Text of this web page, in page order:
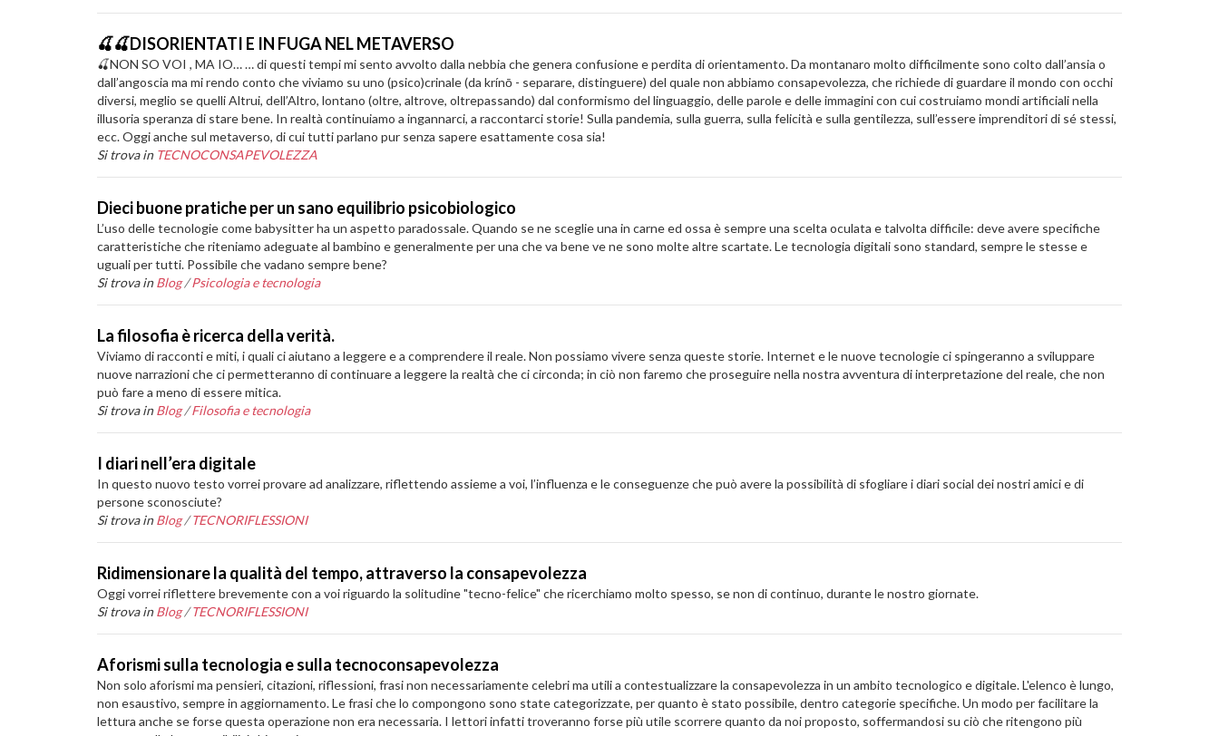
🍒🍒DISORIENTATI E IN FUGA NEL METAVERSO
🍒NON SO VOI , MA IO… … di questi tempi mi sento avvolto dalla nebbia che genera confusione e perdita di orientamento. Da montanaro molto difficilmente sono colto dall’ansia o
dall’angoscia ma mi rendo conto che viviamo su uno (psico)crinale (da krínō - separare, distinguere) del quale non abbiamo consapevolezza, che richiede di guardare il mondo con occhi
diversi, meglio se quelli Altrui, dell’Altro, lontano (oltre, altrove, oltrepassando) dal conformismo del linguaggio, delle parole e delle immagini con cui costruiamo mondi artificiali nella
illusoria speranza di stare bene. In realtà continuiamo a ingannarci, a raccontarci storie! Sulla pandemia, sulla guerra, sulla felicità e sulla gentilezza, sull’essere imprenditori di sé stessi,
ecc. Oggi anche sul metaverso, di cui tutti parlano pur senza sapere esattamente cosa sia!
Si trova in TECNOCONSAPEVOLEZZA
Dieci buone pratiche per un sano equilibrio psicobiologico
L’uso delle tecnologie come babysitter ha un aspetto paradossale. Quando se ne sceglie una in carne ed ossa è sempre una scelta oculata e talvolta difficile: deve avere specifiche
caratteristiche che riteniamo adeguate al bambino e generalmente per una che va bene ve ne sono molte altre scartate. Le tecnologia digitali sono standard, sempre le stesse e
uguali per tutti. Possibile che vadano sempre bene?
Si trova in Blog /Psicologia e tecnologia
La filosofia è ricerca della verità.
Viviamo di racconti e miti, i quali ci aiutano a leggere e a comprendere il reale. Non possiamo vivere senza queste storie. Internet e le nuove tecnologie ci spingeranno a sviluppare
nuove narrazioni che ci permetteranno di continuare a leggere la realtà che ci circonda; in ciò non faremo che proseguire nella nostra avventura di interpretazione del reale, che non
può fare a meno di essere mitica.
Si trova in Blog /Filosofia e tecnologia
I diari nell’era digitale
In questo nuovo testo vorrei provare ad analizzare, riflettendo assieme a voi, l’influenza e le conseguenze che può avere la possibilità di sfogliare i diari social dei nostri amici e di
persone sconosciute?
Si trova in Blog /TECNORIFLESSIONI
Ridimensionare la qualità del tempo, attraverso la consapevolezza
Oggi vorrei riflettere brevemente con a voi riguardo la solitudine "tecno-felice" che ricerchiamo molto spesso, se non di continuo, durante le nostro giornate.
Si trova in Blog /TECNORIFLESSIONI
Aforismi sulla tecnologia e sulla tecnoconsapevolezza
Non solo aforismi ma pensieri, citazioni, riflessioni, frasi non necessariamente celebri ma utili a contestualizzare la consapevolezza in un ambito tecnologico e digitale. L'elenco è lungo,
non esaustivo, sempre in aggiornamento. Le frasi che lo compongono sono state categorizzate, per quanto è stato possibile, dentro categorie specifiche. Un modo per facilitare la
lettura anche se forse questa operazione non era necessaria. I lettori infatti troveranno forse più utile scorrere quanto da noi proposto, soffermandosi su ciò che ritengono più